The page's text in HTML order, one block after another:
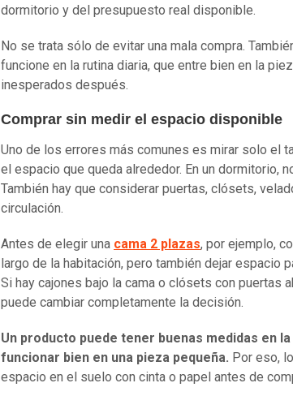
dormitorio y del presupuesto real disponible.
No se trata sólo de evitar una mala compra.
funcione en la rutina diaria, que entre bien en la
inesperados después.
Comprar sin medir el espacio disponible
Uno de los errores más comunes es mirar solo el
el espacio que queda alrededor. En un dormitorio,
También hay que considerar puertas, clósets,
circulación.
Antes de elegir una cama 2 plazas, por ejemplo,
largo de la habitación, pero también dejar espacio
Si hay cajones bajo la cama o clósets con puertas
puede cambiar completamente la decisión.
Un producto puede tener buenas medidas en
funcionar bien en una pieza pequeña. Por eso,
espacio en el suelo con cinta o papel antes de